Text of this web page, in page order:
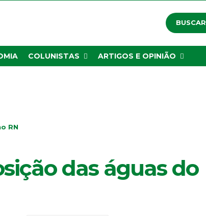
BUSCAR
COLUNISTAS ARTIGOS E OPINIÃO
RN
das águas do